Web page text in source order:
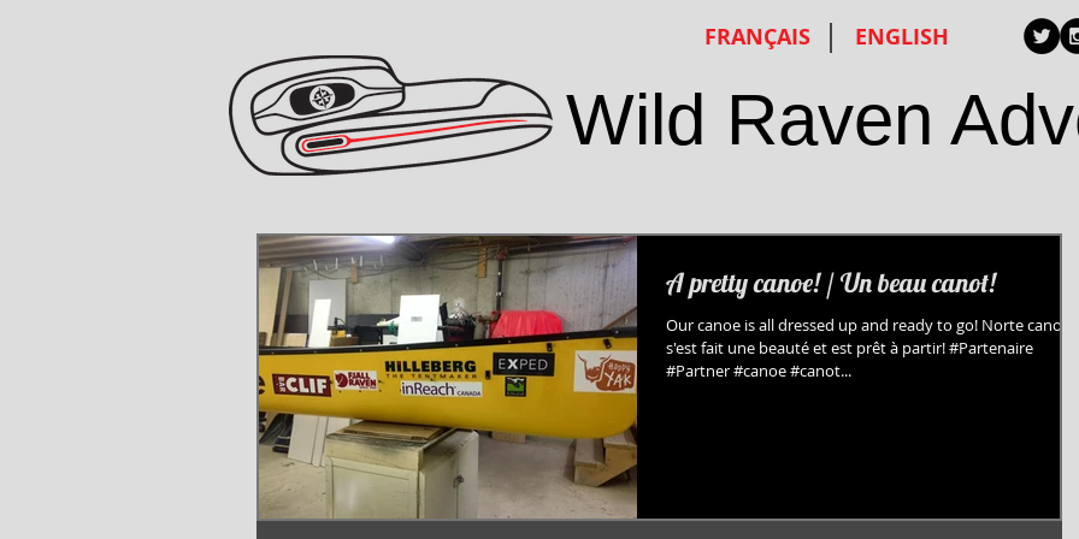
FRANÇAIS ENGLISH
Wild Raven
A pretty canoe! / Un beau canot!
Our canoe is all dressed up and ready to go! Norte canot
s'est fait une beauté et est prêt à partir! #Partenaire
#Partner #canoe #canot...